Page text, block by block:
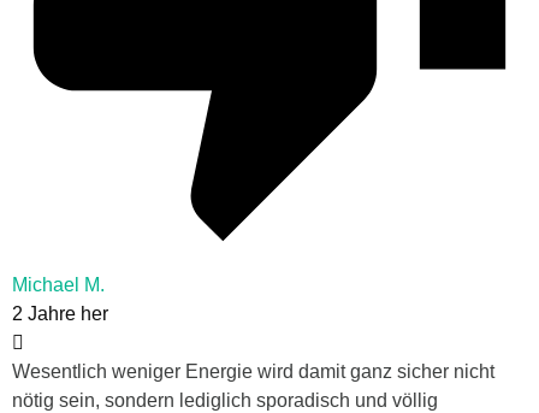
Michael M.
2 Jahre her
Wesentlich weniger Energie wird damit ganz sicher nicht
nötig sein, sondern lediglich sporadisch und völlig